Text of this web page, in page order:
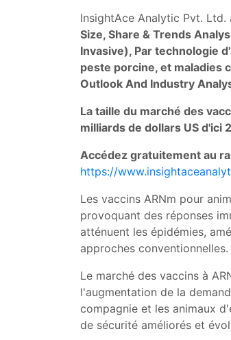
InsightAce Analytic Pvt.
Size, Share & Trends
Invasive), Par technologie
peste porcine, et maladies
Outlook And Industry
La taille du marché des
milliards de dollars US d'ici
Accédez gratuitement au
https://
Les vaccins ARNm pour
provoquant des réponses
atténuent les épidémies,
approches conventionnelles.
Le marché des vaccins à
l'augmentation de la
compagnie et les animaux
de sécurité améliorés et